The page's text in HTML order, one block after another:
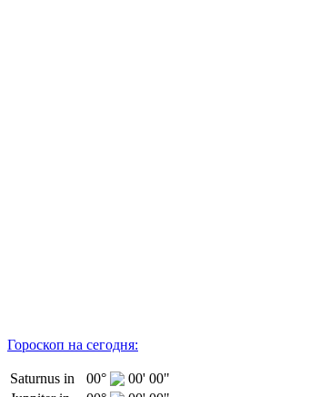
Гороскоп на сегодня:
Saturnus in 00°
00' 00"